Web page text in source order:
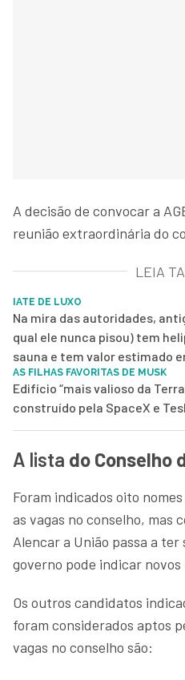
A decisão de convocar a
reunião extraordinária do
LEIA
IATE DE LUXO
Na mira das autoridades,
qual ele nunca pisou) tem
sauna e tem valor estimado
AS FILHAS FAVORITAS DE MUSK
Edifício “mais valioso da
construído pela SpaceX e
A lista do Conselho
Foram indicados oito
as vagas no conselho, mas
Alencar a União passa a ter
governo pode indicar novos
Os outros candidatos
foram considerados aptos
vagas no conselho são: